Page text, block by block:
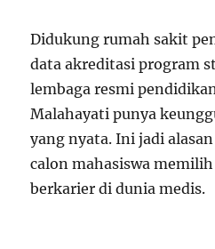
Didukung rumah sakit
data akreditasi program
lembaga resmi
Malahayati punya
yang nyata. Ini jadi
calon mahasiswa
berkarier di dunia medis.